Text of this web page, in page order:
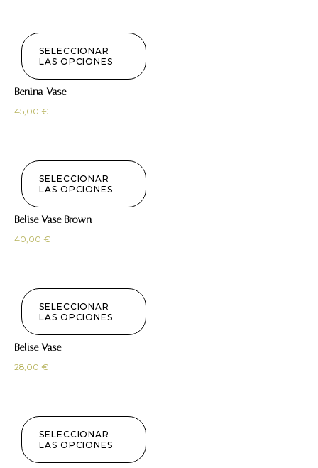
SELECCIONAR
LAS OPCIONES
Benina Vase
45,00 €
SELECCIONAR
LAS OPCIONES
Belise Vase Brown
40,00 €
SELECCIONAR
LAS OPCIONES
Belise Vase
28,00 €
SELECCIONAR
LAS OPCIONES